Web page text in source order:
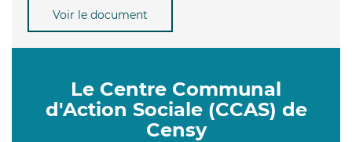
Voir le document
Le Centre Communal
d'Action Sociale (CCAS) de
Censy